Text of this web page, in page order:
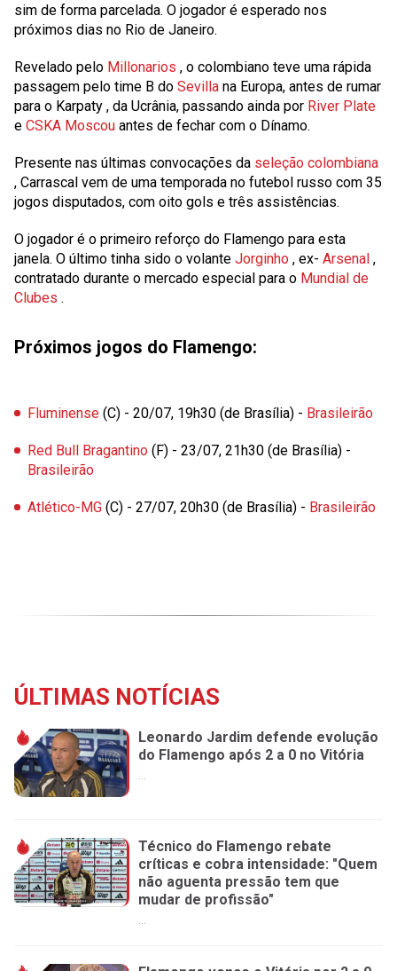
sim de forma parcelada. O jogador é esperado nos
próximos dias no Rio de Janeiro.
Revelado pelo Millonarios , o colombiano teve uma rápida
passagem pelo time B do Sevilla na Europa, antes de rumar
para o Karpaty , da Ucrânia, passando ainda por River Plate
e CSKA Moscou antes de fechar com o Dínamo.
Presente nas últimas convocações da seleção colombiana
, Carrascal vem de uma temporada no futebol russo com 35
jogos disputados, com oito gols e três assistências.
O jogador é o primeiro reforço do Flamengo para esta
janela. O último tinha sido o volante Jorginho , ex- Arsenal ,
contratado durante o mercado especial para o Mundial de
Clubes .
Próximos jogos do Flamengo:
Fluminense (C) - 20/07, 19h30 (de Brasília) - Brasileirão
Red Bull Bragantino (F) - 23/07, 21h30 (de Brasília) -
Brasileirão
Atlético-MG (C) - 27/07, 20h30 (de Brasília) - Brasileirão
ÚLTIMAS NOTÍCIAS
Leonardo Jardim defende evolução
do Flamengo após 2 a 0 no Vitória
...
Técnico do Flamengo rebate
críticas e cobra intensidade: "Quem
não aguenta pressão tem que
mudar de profissão"
...